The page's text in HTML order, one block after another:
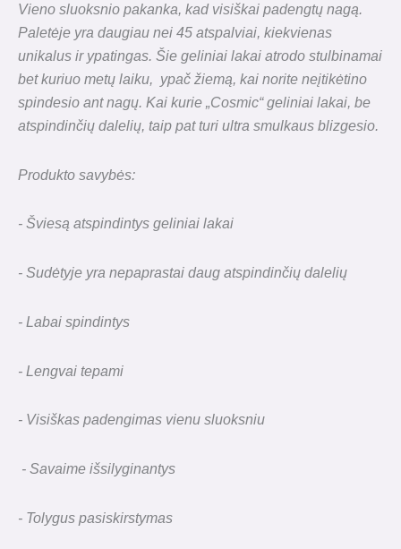
Vieno sluoksnio pakanka, kad visiškai padengtų nagą.
Paletėje yra daugiau nei 45 atspalviai, kiekvienas
unikalus ir ypatingas. Šie geliniai lakai atrodo stulbinamai
bet kuriuo metų laiku, ypač žiemą, kai norite neįtikėtino
spindesio ant nagų. Kai kurie „Cosmic“ geliniai lakai, be
atspindinčių dalelių, taip pat turi ultra smulkaus blizgesio.
Produkto savybės:
- Šviesą atspindintys geliniai lakai
- Sudėtyje yra nepaprastai daug atspindinčių dalelių
- Labai spindintys
- Lengvai tepami
- Visiškas padengimas vienu sluoksniu
- Savaime išsilyginantys
- Tolygus pasiskirstymas